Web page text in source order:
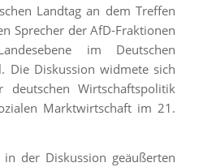
Landtag an dem Treffen
Sprecher der AfD-Fraktionen
im Deutschen
Die Diskussion widmete sich
deutschen Wirtschaftspolitik
Marktwirtschaft im 21.
in der Diskussion geäußerten